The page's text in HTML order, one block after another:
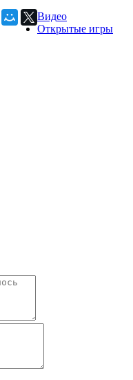
Видео
Открытые игры